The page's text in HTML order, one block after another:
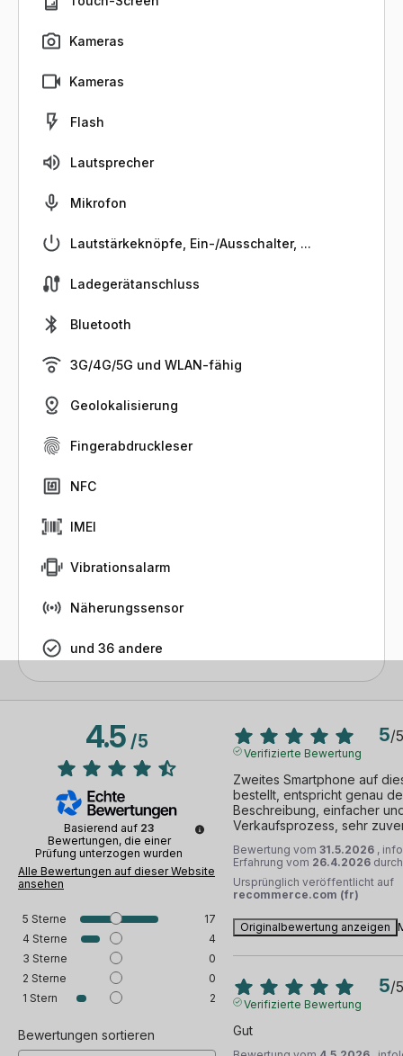
Kameras
Kameras
Flash
Lautsprecher
Mikrofon
Lautstärkeknöpfe, Ein-/Ausschalter, ...
Ladegerätanschluss
Bluetooth
3G/4G/5G und WLAN-fähig
Geolokalisierung
Fingerabdruckleser
NFC
IMEI
Vibrationsalarm
Näherungssensor
und 36 andere
4.5/5
Basierend auf 23
Bewertungen, die einer
Prüfung unterzogen wurden
Alle Bewertungen auf dieser Website
ansehen
5 Sterne
17
4 Sterne
4
3 Sterne
0
2 Sterne
0
1 Stern 2
Bewertungen sortieren
5/5
Verifizierte Bewertung
Zweites Smartphone auf
bestellt, entspricht genau
Beschreibung, einfacher
Verkaufsprozess, sehr
Bewertung vom 31.5.2026 ,
Erfahrung vom 26.4.2026
Ursprünglich veröffentlicht auf
recommerce.com (fr)
Originalbewertung anzeigen
5/5
Verifizierte Bewertung
Gut